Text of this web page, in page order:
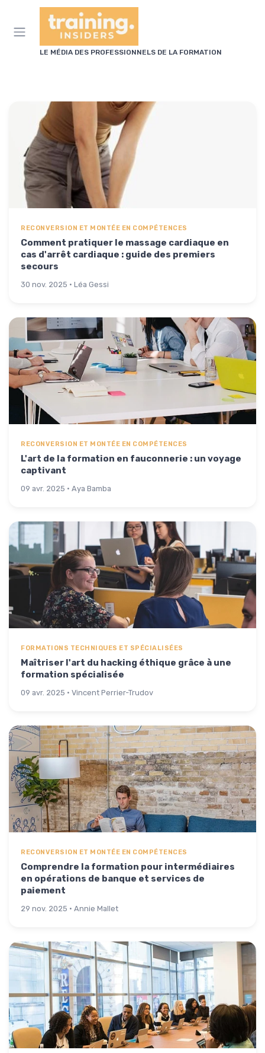
LE MÉDIA DES PROFESSIONNELS DE LA FORMATION
RECONVERSION ET MONTÉE EN COMPÉTENCES
Comment pratiquer le massage cardiaque en
cas d'arrêt cardiaque : guide des premiers
secours
30 nov. 2025 · Léa Gessi
RECONVERSION ET MONTÉE EN COMPÉTENCES
L'art de la formation en fauconnerie : un voyage
captivant
09 avr. 2025 · Aya Bamba
FORMATIONS TECHNIQUES ET SPÉCIALISÉES
Maîtriser l'art du hacking éthique grâce à une
formation spécialisée
09 avr. 2025 · Vincent Perrier-Trudov
RECONVERSION ET MONTÉE EN COMPÉTENCES
Comprendre la formation pour intermédiaires
en opérations de banque et services de
paiement
29 nov. 2025 · Annie Mallet
Panneau de gestion des cookies